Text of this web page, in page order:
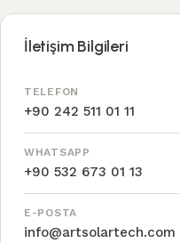
İletişim Bilgileri
TELEFON
+90 242 511 01 11
WHATSAPP
+90 532 673 01 13
E-POSTA
info@artsolartech.com